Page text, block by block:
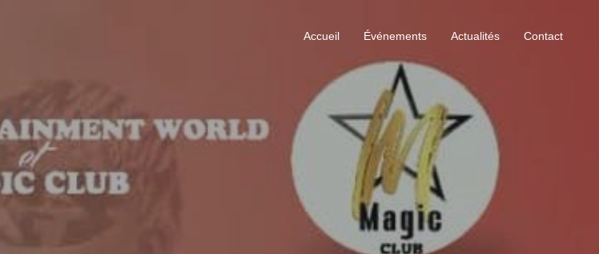
Accueil Événements Actualités Contact